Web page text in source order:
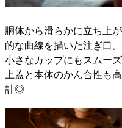
胴体から滑らかに立ち上
的な曲線を描いた注ぎ口
小さなカップにもスムーズ
上蓋と本体のかん合性も
計◎